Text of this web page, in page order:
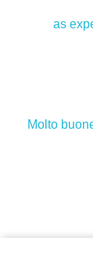
as
Molto